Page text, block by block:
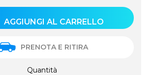
AGGIUNGI AL CARRELLO
PRENOTA E RITIRA
Quantità